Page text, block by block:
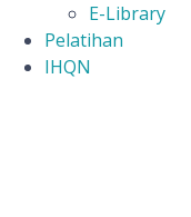
E-Library
Pelatihan
IHQN